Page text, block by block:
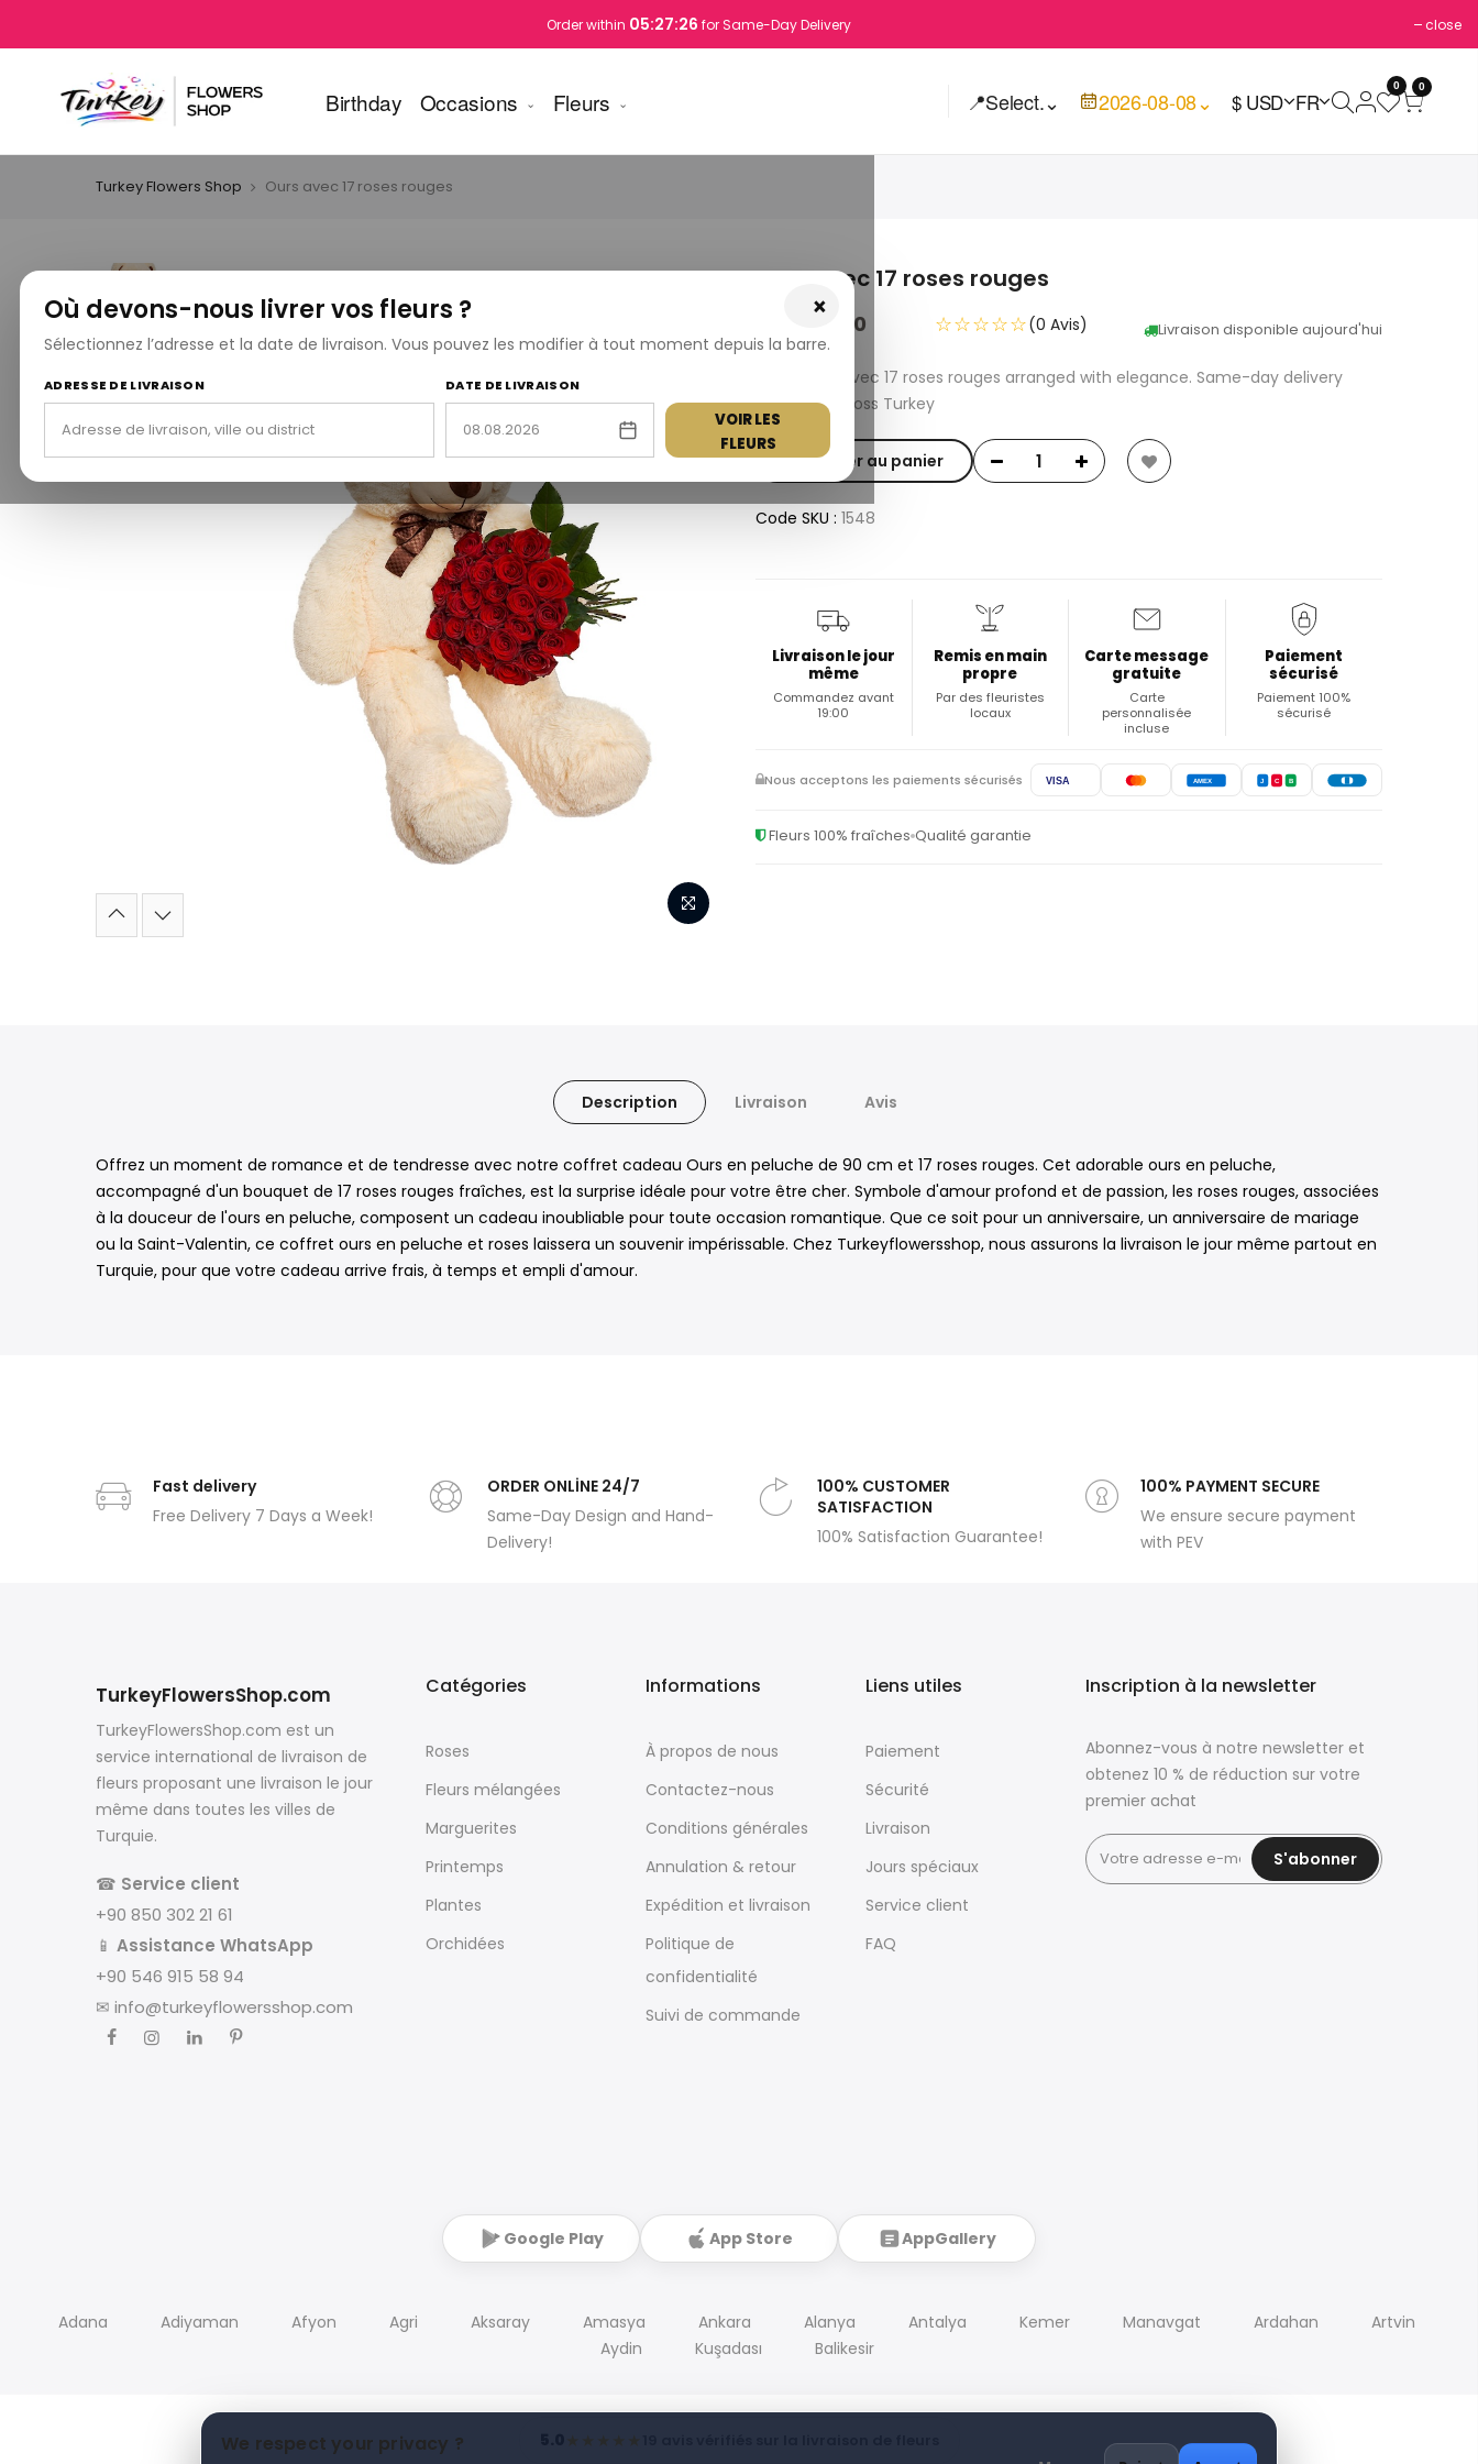
We respect your privacy ?
Order within 05:27:25 for Same-Day Delivery close
Birthday Occasions Fleurs 📍Select.⌄ 2026-08-08⌄ $ USD FR
0 0
×
Où devons-nous livrer vos fleurs ?
Sélectionnez l’adresse et la date de livraison. Vous pouvez les modifier à tout moment depuis la barre.
ADRESSE DE LIVRAISON DATE DE LIVRAISON
VOIR LES
FLEURS
Turkey Flowers Shop Ours avec 17 roses rouges
Ours avec 17 roses rouges
USD 180.00 Livraison disponible aujourd'hui
☆☆☆☆☆(0 Avis)
Fresh Ours avec 17 roses rouges arranged with elegance. Same-day delivery
available across Turkey
Ajouter au panier
Code SKU : 1548
Livraison le jour
même
Commandez avant
19:00
Remis en main
propre
Par des fleuristes
locaux
Carte message
gratuite
Carte
personnalisée
incluse
Paiement
sécurisé
Paiement 100%
sécurisé
Nous acceptons les paiements sécurisés VISA AMEX J C B
Fleurs 100% fraîches Qualité garantie
Description Livraison Avis
Offrez un moment de romance et de tendresse avec notre coffret cadeau Ours en peluche de 90 cm et 17 roses rouges. Cet adorable ours en peluche,
accompagné d'un bouquet de 17 roses rouges fraîches, est la surprise idéale pour votre être cher. Symbole d'amour profond et de passion, les roses rouges, associées
à la douceur de l'ours en peluche, composent un cadeau inoubliable pour toute occasion romantique. Que ce soit pour un anniversaire, un anniversaire de mariage
ou la Saint-Valentin, ce coffret ours en peluche et roses laissera un souvenir impérissable. Chez Turkeyflowersshop, nous assurons la livraison le jour même partout en
Turquie, pour que votre cadeau arrive frais, à temps et empli d'amour.
Fast delivery
Free Delivery 7 Days a Week!
ORDER ONLİNE 24/7
Same-Day Design and Hand-
Delivery!
100% CUSTOMER
SATISFACTION
100% Satisfaction Guarantee!
100% PAYMENT SECURE
We ensure secure payment
with PEV
TurkeyFlowersShop.com
TurkeyFlowersShop.com est un
service international de livraison de
fleurs proposant une livraison le jour
même dans toutes les villes de
Turquie.
☎ Service client
+90 850 302 21 61
📱 Assistance WhatsApp
+90 546 915 58 94
✉ info@turkeyflowersshop.com
Catégories
Roses
Fleurs mélangées
Marguerites
Printemps
Plantes
Orchidées
Informations
À propos de nous
Contactez-nous
Conditions générales
Annulation & retour
Expédition et livraison
Politique de
confidentialité
Suivi de commande
Liens utiles
Paiement
Sécurité
Livraison
Jours spéciaux
Service client
FAQ
Inscription à la newsletter
Abonnez-vous à notre newsletter et
obtenez 10 % de réduction sur votre
premier achat
S'abonner
Google Play App Store AppGallery
Adana Adiyaman Afyon Agri Aksaray Amasya Ankara Alanya Antalya Kemer Manavgat Ardahan
Artvin
Aydin
Kuşadası Balikesir
★★★★★